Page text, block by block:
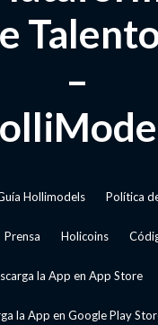
Hollimodels Política
Prensa Holicoins
la App en App Store
la App en Google Play